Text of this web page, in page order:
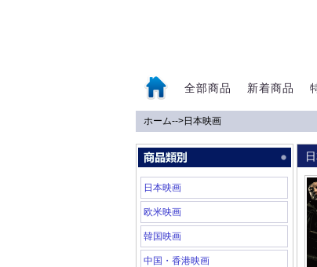
全部商品 新着商品
ホーム-->日本映画
日本映画
欧米映画
韓国映画
中国・香港映画
0